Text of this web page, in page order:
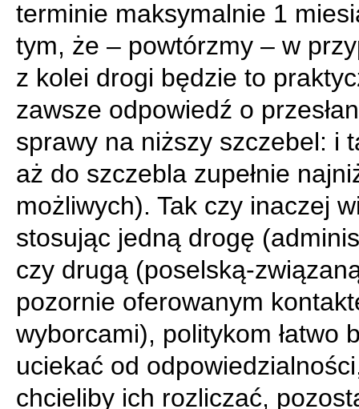
terminie maksymalnie 1
tym, że – powtórzmy – w
z kolei drogi będzie to
zawsze odpowiedź o
sprawy na niższy szczebel: i
aż do szczebla zupełnie
możliwych). Tak czy inaczej
stosując jedną drogę
czy drugą (poselską-
pozornie oferowanym
wyborcami), politykom łatwo
uciekać od
chcieliby ich rozliczać,